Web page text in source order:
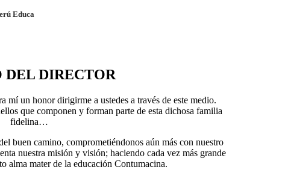
Educa
DEL DIRECTOR
mí un honor dirigirme a ustedes a través de este medio.
que componen y forman parte de esta dichosa familia
fidelina…
buen camino, comprometiéndonos aún más con nuestro
nuestra misión y visión; haciendo cada vez más grande
alma mater de la educación Contumacina.